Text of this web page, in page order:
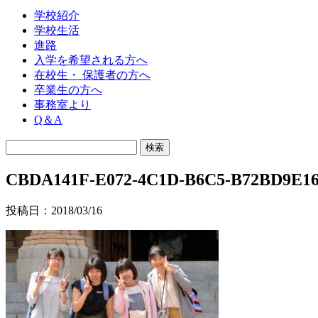
学校紹介
学校生活
進路
入学を希望される方へ
在校生・ 保護者の方へ
卒業生の方へ
事務室より
Q＆A
CBDA141F-E072-4C1D-B6C5-
投稿日：2018/03/16